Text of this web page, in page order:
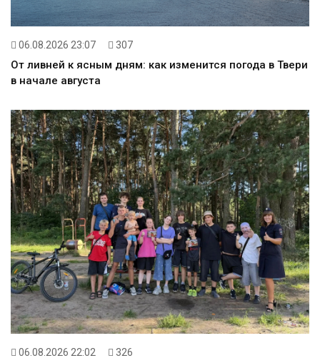
06.08.2026 23:07 307
От ливней к ясным дням: как изменится погода в Твери
в начале августа
06.08.2026 22:02 326